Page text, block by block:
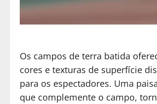
Os campos de terra batida
cores e texturas de superfície
para os espectadores. Uma
que complemente o campo,